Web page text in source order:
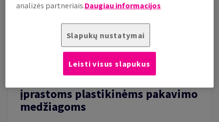
įprastoms plastikinėms pakavimo
medžiagoms
analizės partneriais.Daugiau informacijos
Slapukų nustatymai
Leisti visus slapukus